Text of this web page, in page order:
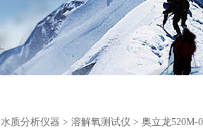
水质分析仪器 > 溶解氧测试仪 > 奥立龙520M-